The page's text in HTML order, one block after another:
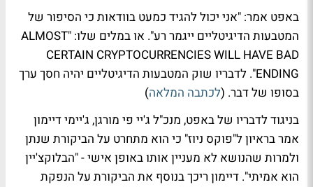
באפט אמר: "אני יכול להגיד כמעט בוודאות כי הסיפור של
המטבעות הדיגיטליים ייגמר רע". או במלים שלו: "ALMOST
CERTAIN CRYPTOCURRENCIES WILL HAVE BAD
ENDING". לדבריו שוק המטבעות הדיגיטליים יהיה חסך ערך
בסופו של דבר. (לכתבה המלאה)
בניגוד לדבריו של באפט, מנכ"ל ג'יי פי מורגן, ג'יימי דיימון
אמר בראיון ל"פוקס ניוז" כי הוא מתחרט על הביקורת שנתן
ולמרות שהנושא לא מעניין אותו באופן אישי - "הבלוקצ'יין
הוא אמיתי". דיימון ריכך בנוסף את הביקורת על הנפקת